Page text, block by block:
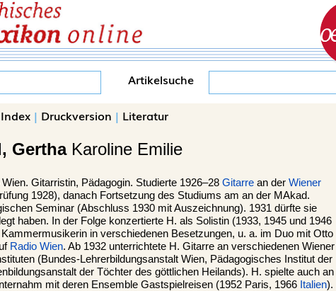
Artikelsuche
Index | Druckversion | Literatur
GerthaKaroline Emilie
Gitarristin, Pädagogin. Studierte 1926–28 Gitarre an der Wiener
1928), danach Fortsetzung des Studiums am an der MAkad.
Seminar (Abschluss 1930 mit Auszeichnung). 1931 dürfte sie
haben. In der Folge konzertierte H. als Solistin (1933, 1945 und 1946
in verschiedenen Besetzungen, u. a. im Duo mit Otto
Radio Wien. Ab 1932 unterrichtete H. Gitarre an verschiedenen Wiener
(Bundes-Lehrerbildungsanstalt Wien, Pädagogisches Institut der
der Töchter des göttlichen Heilands). H. spielte auch an
mit deren Ensemble Gastspielreisen (1952 Paris, 1966 Italien).